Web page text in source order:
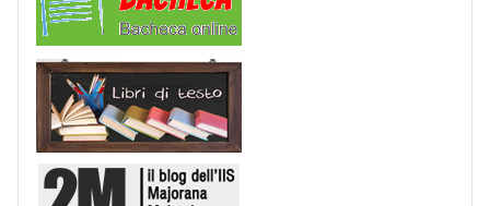
Libri di Testo